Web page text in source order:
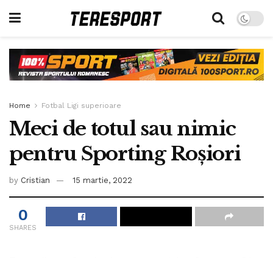
Home Fotbal Ligi superioare
Meci de totul sau nimic
pentru Sporting Roșiori
by Cristian 15 martie, 2022
0
SHARES